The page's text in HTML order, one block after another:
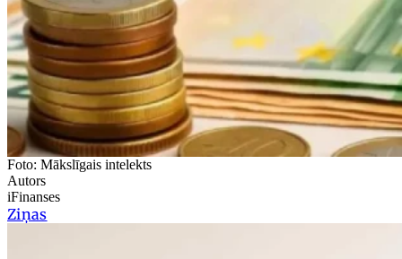
Foto: Mākslīgais intelekts
Autors
iFinanses
Ziņas